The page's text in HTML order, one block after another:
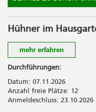
Kosten
CHF 73.00 inkl. Lebensmittel
Hühner im
mehr erfahren
Frühstückseier von den
und Gartenbesitzerinnen
Kosten
Durchführungen:
Datum: 07.11.2026
Anzahl freie Plätze: 12
Anmeldeschluss: 23.10.2026